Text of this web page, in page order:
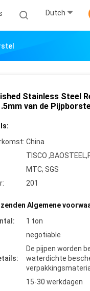
Dutch
Stainless Steel
van de
China
TISCO
MTC; SGS
201
Algemene
1 ton
negotiable
De pijpen worden
waterdichte
15-30 werkdagen